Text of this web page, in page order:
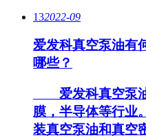
132022-09
爱发科真空泵油有
哪些？
爱发科真空泵油
膜，半导体等行业
装真空泵油和真空